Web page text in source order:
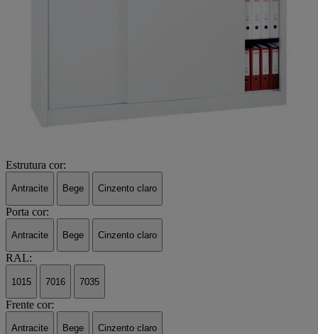
Estrutura cor:
Antracite Bege Cinzento claro
Porta cor:
Antracite Bege Cinzento claro
RAL:
1015 7016 7035
Frente cor:
Antracite Bege Cinzento claro